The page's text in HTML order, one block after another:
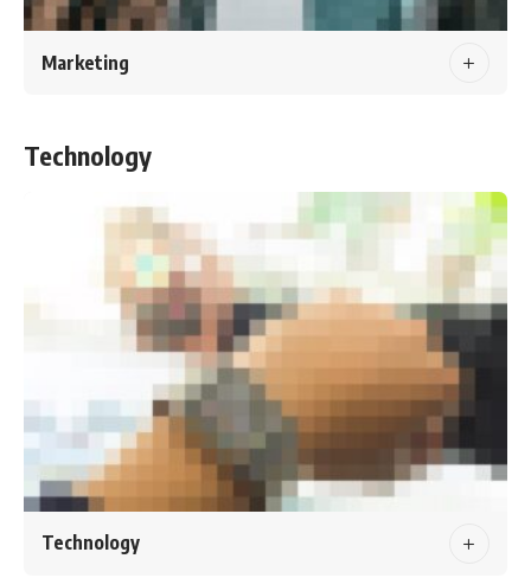
Marketing
Technology
Technology